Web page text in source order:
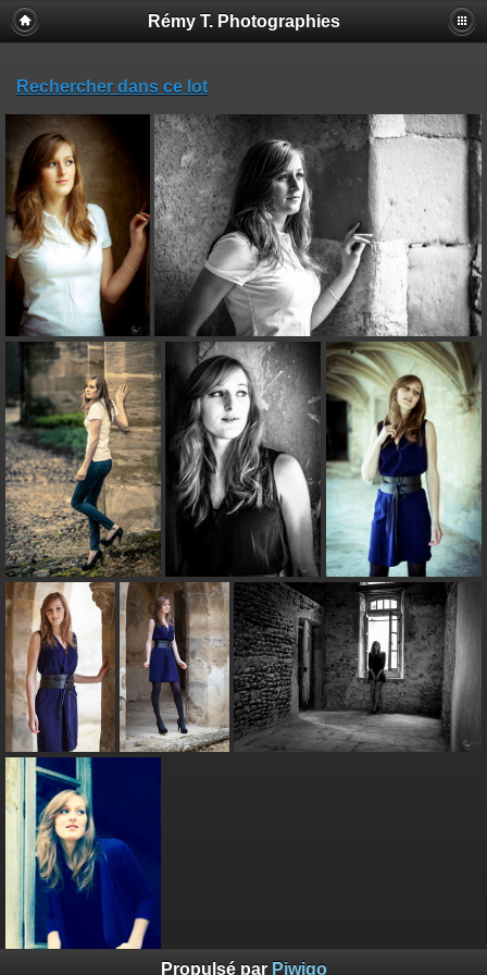
Rémy T. Photographies
Rechercher dans ce lot
Propulsé par Piwigo